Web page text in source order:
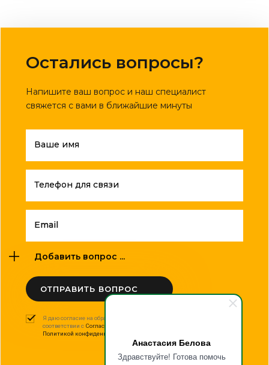
Анастасия Белова
Здравствуйте! Готова помочь
Остались вопросы?
Напишите ваш вопрос и наш специалист
свяжется с вами в ближайшие минуты
Ваше имя
Телефон для связи
Email
Добавить вопрос ...
ОТПРАВИТЬ ВОПРОС
Я даю согласие на обработку моих персональных данных в
соответствии с Согласием на обработку персональных данных
Политикой конфиденциальности